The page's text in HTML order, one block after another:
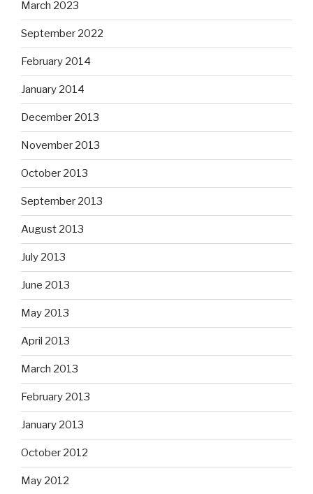
March 2023
September 2022
February 2014
January 2014
December 2013
November 2013
October 2013
September 2013
August 2013
July 2013
June 2013
May 2013
April 2013
March 2013
February 2013
January 2013
October 2012
May 2012